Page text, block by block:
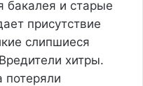
бакалея и старые
присутствие
слипшиеся
хитры.
потеряли